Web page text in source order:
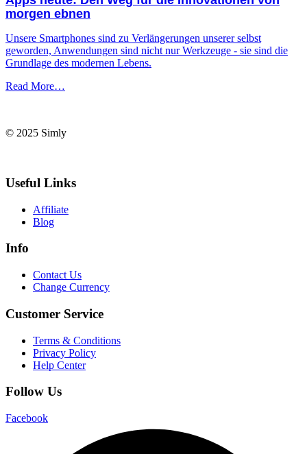
morgen ebnen
Unsere Smartphones sind zu Verlängerungen unserer selbst
geworden, Anwendungen sind nicht nur Werkzeuge - sie sind die
Grundlage des modernen Lebens.
Read More…
© 2025 Simly
Useful Links
Affiliate
Blog
Info
Contact Us
Change Currency
Customer Service
Terms & Conditions
Privacy Policy
Help Center
Follow Us
Facebook